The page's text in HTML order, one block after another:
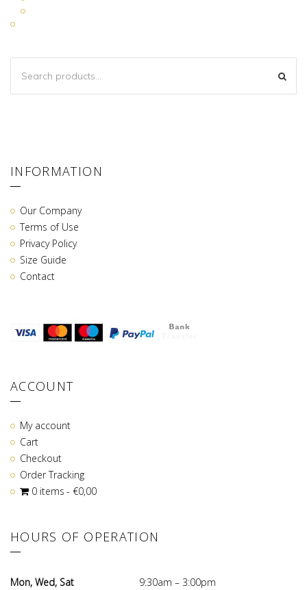
FOR:
INFORMATION
Our Company
Terms of Use
Privacy Policy
Size Guide
Contact
ACCOUNT
My account
Cart
Checkout
Order Tracking
0 items
€0,00
HOURS OF OPERATION
Mon, Wed, Sat 9:30am – 3:00pm